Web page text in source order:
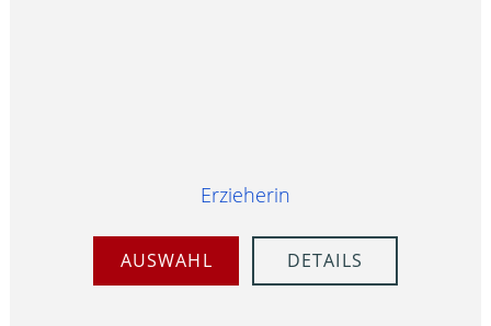
Erzieherin
AUSWAHL DETAILS